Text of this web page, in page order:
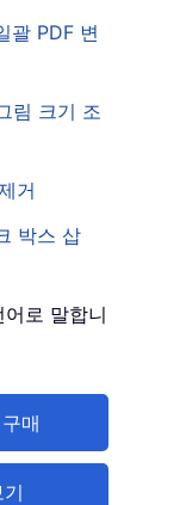
괄 PDF 변
림 크기 조
거
박스 삽
로 말합니
매